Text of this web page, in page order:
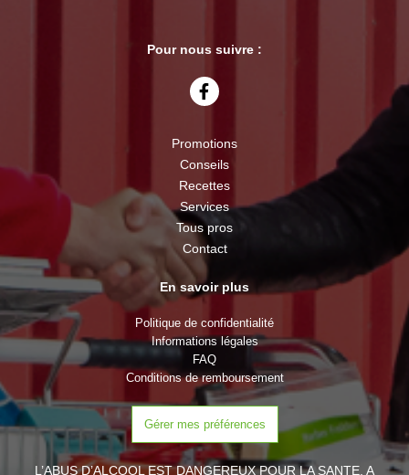
Pour nous suivre :
Promotions
Conseils
Recettes
Services
Tous pros
Contact
En savoir plus
Politique de confidentialité
Informations légales
FAQ
Conditions de remboursement
Gérer mes préférences
L’ABUS D’ALCOOL EST DANGEREUX POUR LA SANTE, A